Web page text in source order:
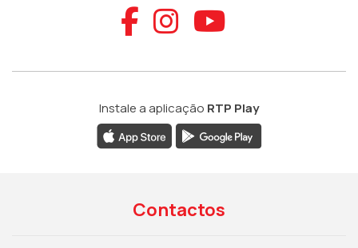
Aceder ao
Aceder ao
Aceder
Instale a aplicação RTP Play
Contactos